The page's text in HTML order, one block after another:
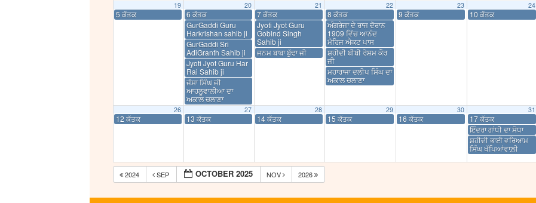
19
5 ਕੱਤਕ
20
6 ਕੱਤਕ
GurGaddi Guru
Harkrishan sahib ji
GurGaddi Sri
AdiGranth Sahib ji
Jyoti Jyot Guru Har
Rai Sahib ji
ਜੱਸਾ ਸਿੰਘ ਜੀ
ਆਹਲੂਵਾਲੀਆ ਦਾ
ਅਕਾਲ ਚਲਾਣਾ
21
7 ਕੱਤਕ
Jyoti Jyot Guru
Gobind Singh
Sahib ji
ਜਨਮ ਬਾਬਾ ਬੁੱਢਾ ਜੀ
22
8 ਕੱਤਕ
ਅੰਗਰੇਜਾ ਦੇ ਰਾਜ ਦੋਰਾਨ
1909 ਵਿੱਚ ਆਨੰਦ
ਮੈਰਿਜ ਐਕਟ ਪਾਸ
ਸ਼ਹੀਦੀ ਬੀਬੀ ਰੇਸ਼ਮ ਕੌਰ
ਜੀ
ਮਹਾਰਾਜਾ ਦਲੀਪ ਸਿੰਘ ਦਾ
ਅਕਾਲ ਚਲਾਣਾ
23
9 ਕੱਤਕ
24
10 ਕੱਤਕ
26
12 ਕੱਤਕ
27
13 ਕੱਤਕ
28
14 ਕੱਤਕ
29
15 ਕੱਤਕ
30
16 ਕੱਤਕ
31
17 ਕੱਤਕ
ਇੰਦਰਾ ਗਾਂਧੀ ਦਾ ਸੋਧਾ
ਸ਼ਹੀਦੀ ਭਾਈ ਵਰਿਆਮ
ਸਿੰਘ ਖੱਪਿਆਂਵਾਲ਼ੀ
2024 SEP OCTOBER 2025 NOV 2026